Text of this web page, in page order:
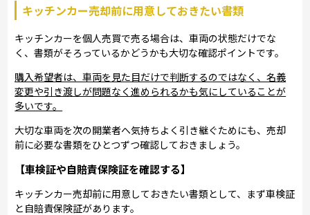
キッチンカー売却前に用意しておきたい書類
キッチンカーを個人売買で売る場合は、車両の状態だけでな
く、書類がそろっているかどうかも大切な確認ポイントです。
購入希望者は、車両を見た目だけで判断するのではなく、名義
変更や引き渡しが問題なく進められるかも気にしていることが
多いです。
大切な車両を次の開業者へ気持ちよく引き継ぐためにも、売却
前に必要な書類をひとつずつ確認しておきましょう。
【車検証や自賠責保険証を確認する】
キッチンカー売却前に用意しておきたい書類として、まず車検証
と自賠責保険証があります。